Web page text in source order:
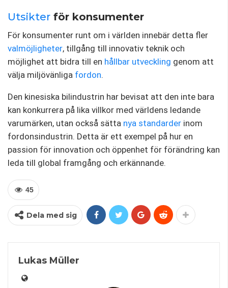
Utsikter för konsumenter
För konsumenter runt om i världen innebär detta fler
valmöjligheter, tillgång till innovativ teknik och
möjlighet att bidra till en hållbar utveckling genom att
välja miljövänliga fordon.
Den kinesiska bilindustrin har bevisat att den inte bara
kan konkurrera på lika villkor med världens ledande
varumärken, utan också sätta nya standarder inom
fordonsindustrin. Detta är ett exempel på hur en
passion för innovation och öppenhet för förändring kan
leda till global framgång och erkännande.
45
Dela med sig
Lukas Müller